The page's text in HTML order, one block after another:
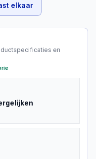
elkaar
en